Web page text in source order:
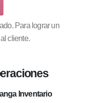
Para lograr un
cliente.
Inventario